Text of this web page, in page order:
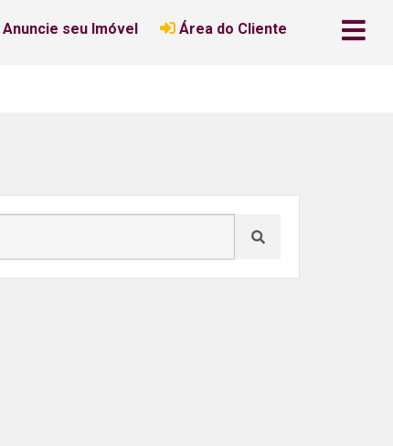
Anuncie seu Imóvel Área do Cliente